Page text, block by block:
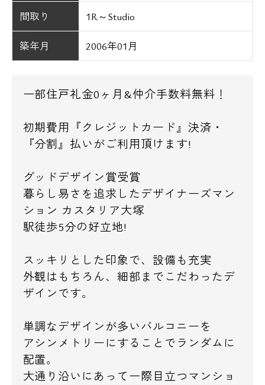
間取り 1R～Studio
築年月 2006年01月
一部住戸礼金0ヶ月&仲介手数料無料！
初期費用『クレジットカード』決済・
『分割』払いがご利用頂けます!
グッドデザイン賞受賞
暮らし易さを追求したデザイナーズマン
ション カスタリア大塚
駅徒歩5分の好立地!
スッキリとした印象で、設備も充実
外観はもちろん、細部までこだわったデ
ザインです。
単調なデザインが多いバルコニーを
アシンメトリーにすることでランダムに
配置。
大通り沿いにあって一際目立つマンショ